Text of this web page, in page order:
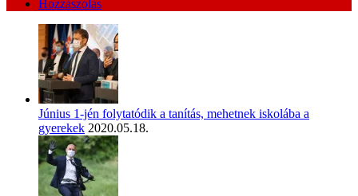
Hozzászólás
Június 1-jén folytatódik a tanítás, mehetnek iskolába a
gyerekek 2020.05.18.